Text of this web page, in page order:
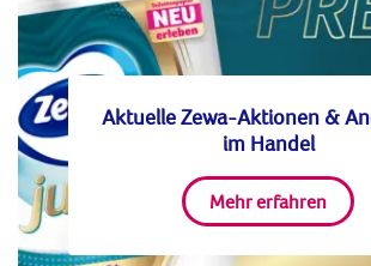
Aktuelle Zewa-Aktionen &
im Handel
Mehr erfahren